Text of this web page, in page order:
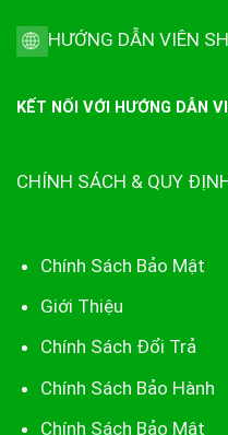
HƯỚNG DẪN VIÊN
KẾT NỐI VỚI HƯỚNG DẪN
CHÍNH SÁCH & QUY
Chính Sách Bảo Mật
Giới Thiệu
Chính Sách Đổi Trả
Chính Sách Bảo Hành
Chính Sách Bảo Mật